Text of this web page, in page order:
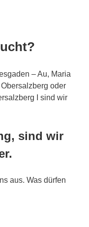
– Au, Maria
oder
I sind wir
sind wir
aus. Was dürfen